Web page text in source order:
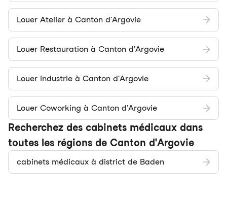
Louer Atelier à Canton d'Argovie
Louer Restauration à Canton d'Argovie
Louer Industrie à Canton d'Argovie
Louer Coworking à Canton d'Argovie
Recherchez des cabinets médicaux dans
toutes les régions de Canton d'Argovie
cabinets médicaux à district de Baden